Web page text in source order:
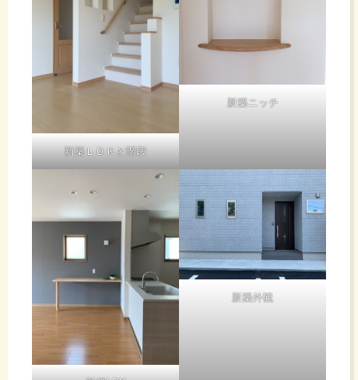
新築ＬＤＫと階段
新築ニッチ
新築外観